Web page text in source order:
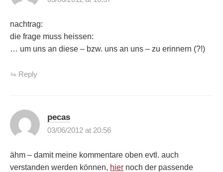
nachtrag:
die frage muss heissen:
… um uns an diese – bzw. uns an uns – zu erinnern (?!)
Reply
pecas
03/06/2012 at 20:56
ähm – damit meine kommentare oben evtl. auch
verstanden werden können, hier noch der passende